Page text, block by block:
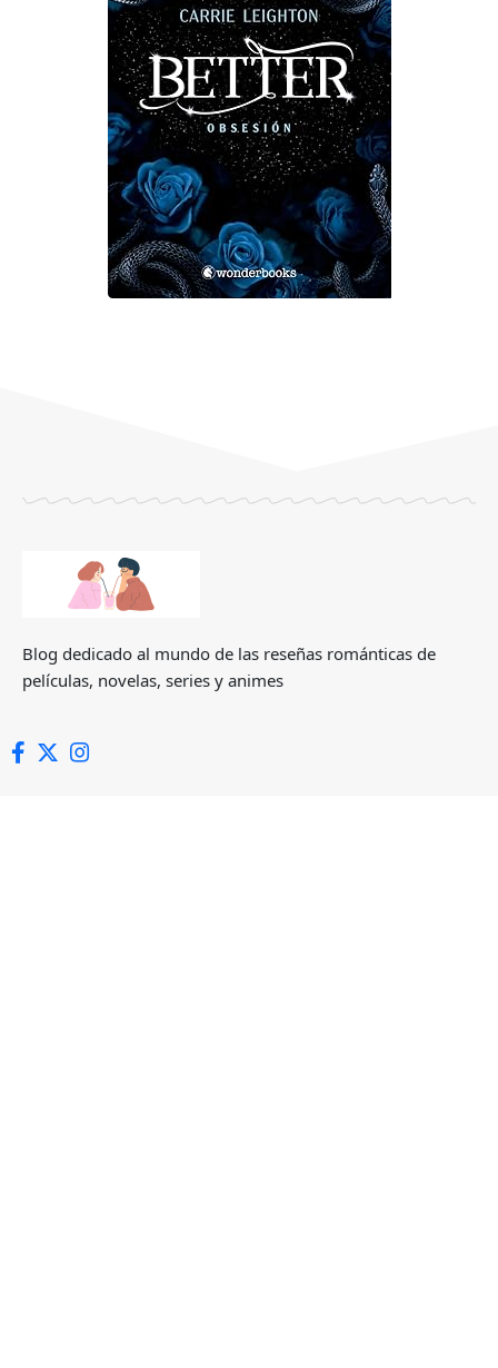
Blog dedicado al mundo de las reseñas románticas de
películas, novelas, series y animes